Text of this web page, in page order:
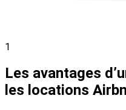
1
Les avantages
les locations